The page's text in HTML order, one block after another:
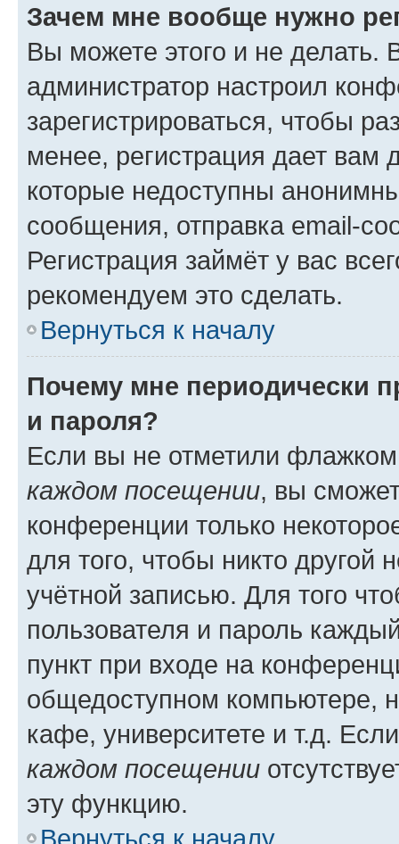
Зачем мне вообще нужно
Вы можете этого и не делать.
администратор настроил
зарегистрироваться, чтобы
менее, регистрация дает вам
которые недоступны
сообщения, отправка email-
Регистрация займёт у вас
рекомендуем это сделать.
Вернуться к началу
Почему мне периодически
и пароля?
Если вы не отметили
каждом посещении, вы
конференции только
для того, чтобы никто другой
учётной записью. Для того
пользователя и пароль
пункт при входе на
общедоступном компьютере,
кафе, университете и т.д.
каждом посещении
эту функцию.
Вернуться к началу